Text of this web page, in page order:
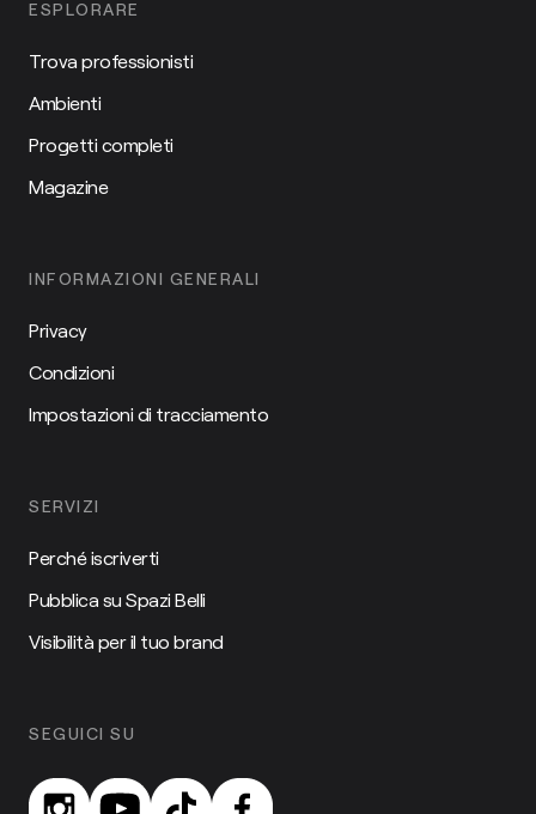
ESPLORARE
Trova professionisti
Ambienti
Progetti completi
Magazine
INFORMAZIONI GENERALI
Privacy
Condizioni
Impostazioni di tracciamento
SERVIZI
Perché iscriverti
Pubblica su Spazi Belli
Visibilità per il tuo brand
SEGUICI SU